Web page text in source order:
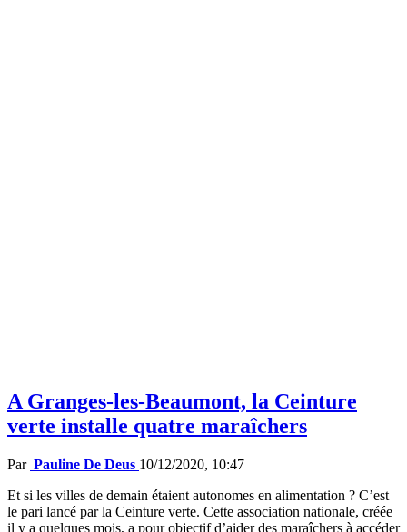
A Granges-les-Beaumont, la Ceinture
verte installe quatre maraîchers
Par Pauline De Deus 10/12/2020, 10:47
Et si les villes de demain étaient autonomes en alimentation ? C’est
le pari lancé par la Ceinture verte. Cette association nationale, créée
il y a quelques mois, a pour objectif d’aider des maraîchers à accéder